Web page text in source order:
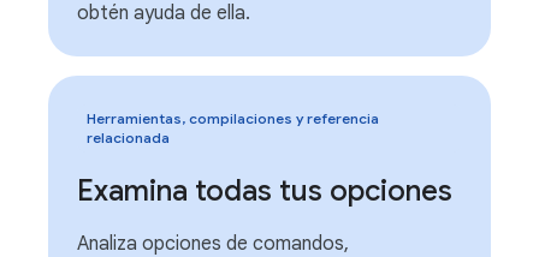
obtén ayuda de ella.
Herramientas, compilaciones y referencia
relacionada
Examina todas tus opciones
Analiza opciones de comandos,